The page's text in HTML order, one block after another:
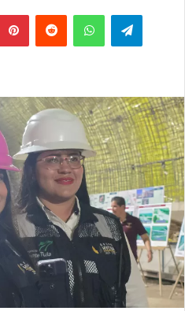
PinterestReddit WhatsApp